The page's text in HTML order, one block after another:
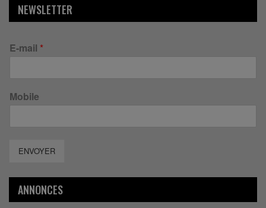
NEWSLETTER
E-mail *
Mobile
ENVOYER
ANNONCES